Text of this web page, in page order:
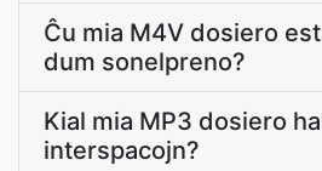
Ĉu mia M4V dosiero
dum sonelpreno?
Kial mia MP3 dosiero
interspacojn?